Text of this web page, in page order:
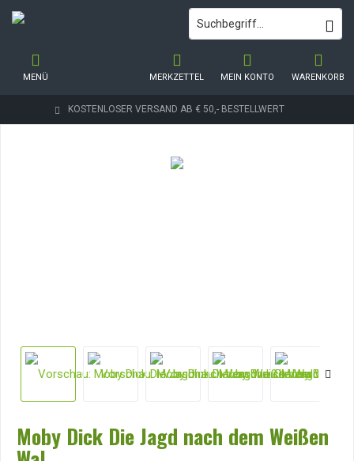
KOSTENLOSER VERSAND AB € 50,- BESTELLWERT
WARENKORB
MERKZETTEL MEIN KONTO
MENÜ
Moby Dick Die Jagd nach dem Weißen